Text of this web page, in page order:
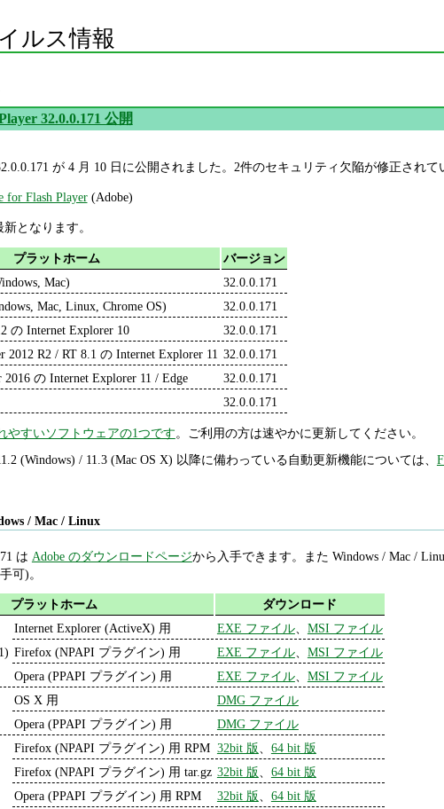
ルス情報
32.0.0.171 公開
が 4 月 10 日に公開されました。2件のセキュリティ欠陥が修正されて
for Flash Player(Adobe)
となります。
プラットホーム
バージョン
Mac)
32.0.0.171
Mac, Linux, Chrome OS)
32.0.0.171
の Internet Explorer 10
32.0.0.171
2012 R2 / RT 8.1 の Internet Explorer 11 32.0.0.171
2016 の Internet Explorer 11 / Edge
32.0.0.171
32.0.0.171
やすいソフトウェアの1つです。ご利用の方は速やかに更新してください。
(Windows) / 11.3 (Mac OS X) 以降に備わっている自動更新機能については、
/ Mac / Linux
は Adobe のダウンロードページから入手できます。また Windows / Mac /
可)。
プラットホーム ダウンロード
Internet Explorer (ActiveX) 用 EXE ファイル、 MSI ファイル
Firefox (NPAPI プラグイン) 用
EXE ファイル、 MSI ファイル
Opera (PPAPI プラグイン) 用
EXE ファイル、 MSI ファイル
OS X 用
DMG ファイル
Opera (PPAPI プラグイン) 用
DMG ファイル
Firefox (NPAPI プラグイン) 用 RPM 32bit 版
64 bit 版
Firefox (NPAPI プラグイン) 用 tar.gz 32bit 版
64 bit 版
Opera (PPAPI プラグイン) 用 RPM
32bit 版
64 bit 版